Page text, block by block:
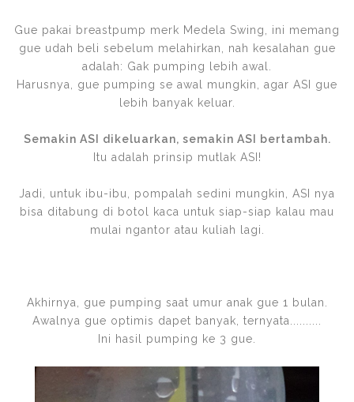
Gue pakai breastpump merk Medela Swing, ini memang
gue udah beli sebelum melahirkan, nah kesalahan gue
adalah: Gak pumping lebih awal.
Harusnya, gue pumping se awal mungkin, agar ASI gue
lebih banyak keluar.
Semakin ASI dikeluarkan, semakin ASI bertambah.
Itu adalah prinsip mutlak ASI!
Jadi, untuk ibu-ibu, pompalah sedini mungkin, ASI nya
bisa ditabung di botol kaca untuk siap-siap kalau mau
mulai ngantor atau kuliah lagi.
Akhirnya, gue pumping saat umur anak gue 1 bulan.
Awalnya gue optimis dapet banyak, ternyata..........
Ini hasil pumping ke 3 gue.